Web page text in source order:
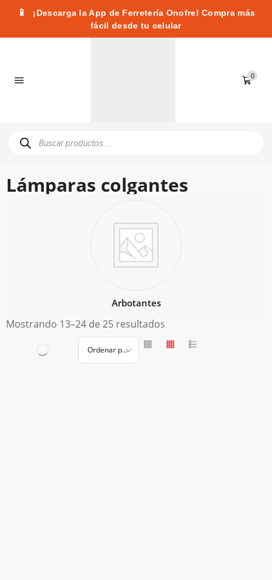
📱
¡Descarga la App de Ferretería Onofre! Compra más
fácil desde tu celular
0
Lámparas colgantes
Arbotantes
Mostrando 13–24 de 25 resultados